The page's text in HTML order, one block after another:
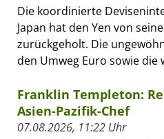
Die koordinierte
Japan hat den Yen von
zurückgeholt. Die
den Umweg Euro sowie die
Franklin Templeton:
Asien-Pazifik-Chef
07.08.2026, 11:22 Uhr